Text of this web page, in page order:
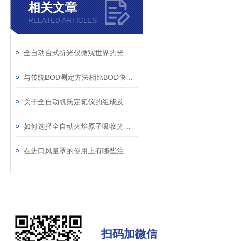
相关文章
RELATED ARTICLES
扫码加微信